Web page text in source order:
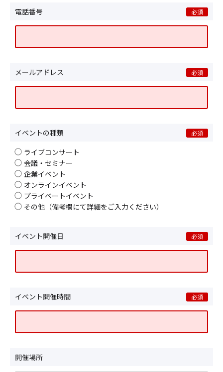
電話番号 必須
メールアドレス 必須
イベントの種類 必須
ライブコンサート
会議・セミナー
企業イベント
オンラインイベント
プライベートイベント
その他（備考欄にて詳細をご入力ください）
イベント開催日 必須
イベント開催時間 必須
開催場所